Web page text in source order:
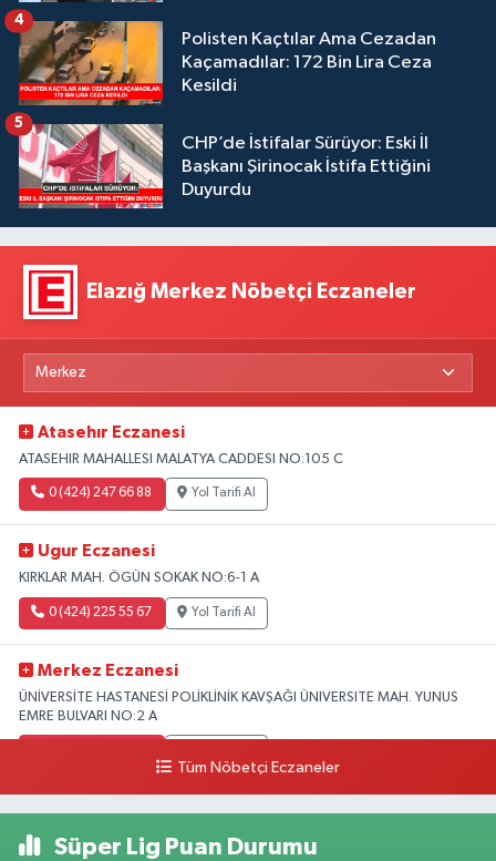
Polisten Kaçtılar Ama Cezadan
Kaçamadılar: 172 Bin Lira Ceza
Kesildi
4
CHP’de İstifalar Sürüyor: Eski İl
Başkanı Şirinocak İstifa Ettiğini
Duyurdu
5
Elazığ Merkez Nöbetçi Eczaneler
Atasehır Eczanesi
ATASEHIR MAHALLESI MALATYA CADDESI NO:105 C
0 (424) 247 66 88 Yol Tarifi Al
Ugur Eczanesi
KIRKLAR MAH. ÖGÜN SOKAK NO:6-1 A
0 (424) 225 55 67 Yol Tarifi Al
Merkez Eczanesi
ÜNİVERSİTE HASTANESİ POLİKLİNİK KAVŞAĞI ÜNIVERSITE MAH. YUNUS
EMRE BULVARI NO:2 A
YENİ HAYAT HASTANESİ KARŞISI RIZAİYE MAH. İZZETPAŞA CAD. NO:24 E
Tüm Nöbetçi Eczaneler
Süper Lig Puan Durumu